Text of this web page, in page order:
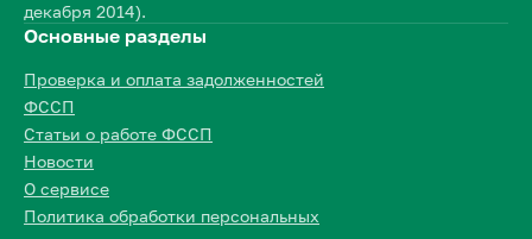
декабря 2014).
Основные разделы
Проверка и оплата задолженностей
ФССП
Статьи о работе ФССП
Новости
О сервисе
Политика обработки персональных